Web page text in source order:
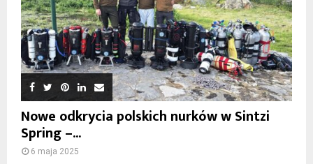
Nowe odkrycia polskich nurków w Sintzi
Spring –...
6 maja 2025